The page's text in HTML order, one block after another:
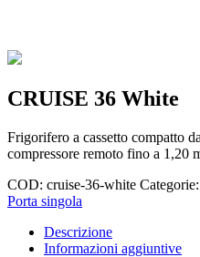
CRUISE 36 White
Frigorifero a cassetto compatto
compressore remoto fino a 1,20
COD: cruise-36-white Categorie:
Porta singola
Descrizione
Informazioni aggiuntive